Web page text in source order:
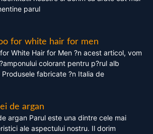
parul
for white hair for men
White Hair for Men ?n acest articol, vom
colorant pentru p?rul alb
fabricate ?n Italia de
de argan
argan Parul este una dintre cele mai
ale aspectului nostru. Il dorim